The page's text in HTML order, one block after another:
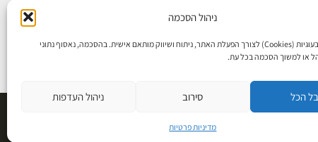
ניהול הסכמה
אנו משתמשים בעוגיות (Cookies) לצורך הפעלת האתר, ניתוח ושיווק מותאם אישית. בהסכמה, נאסוף נתוני
או למשוך הסכמה בכל עת.
הכל סירוב ניהול העדפות
מדיניות פרטיות
התחברות